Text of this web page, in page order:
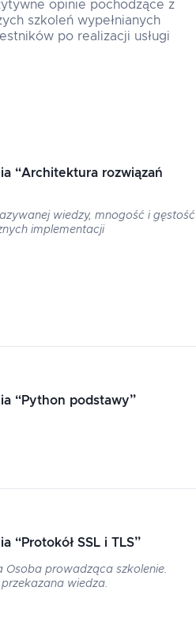
opinie pochodzące z
szkoleń wypełnianych
po realizacji usługi
“Architektura rozwiązań
wiedzy, mnogość i gęstość
implementacji
“Python podstawy”
“Protokół SSL i TLS”
Osoba prowadząca szkolenie.
wiedza.